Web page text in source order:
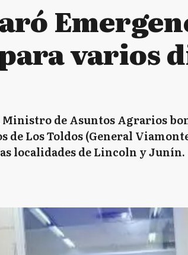
varios
de Asuntos Agrarios
Los Toldos (General
localidades de Lincoln y Junín.